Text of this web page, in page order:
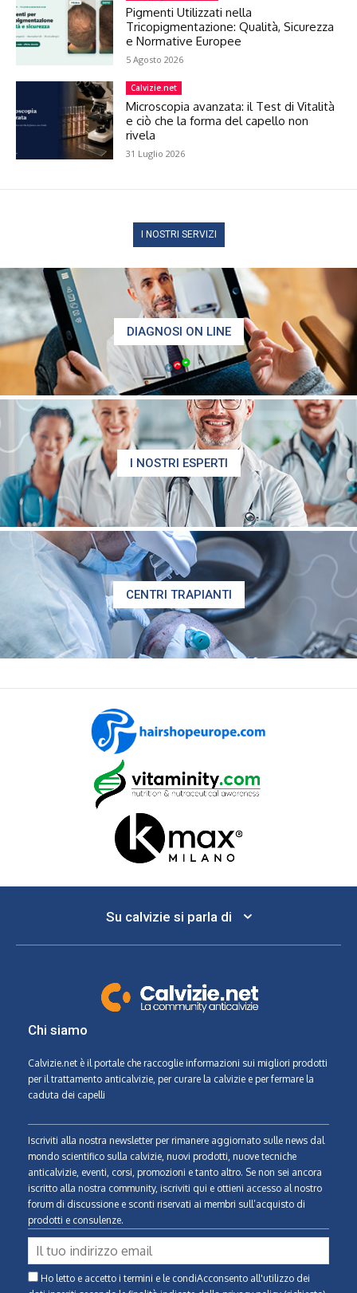
Pigmenti Utilizzati nella
Tricopigmentazione: Qualità, Sicurezza
e Normative Europee
5 Agosto 2026
Calvizie.net
Microscopia avanzata: il Test di Vitalità
e ciò che la forma del capello non
rivela
31 Luglio 2026
I NOSTRI SERVIZI
DIAGNOSI ON LINE
I NOSTRI ESPERTI
CENTRI TRAPIANTI
Su calvizie si parla di
Chi siamo
Calvizie.net è il portale che raccoglie informazioni sui migliori prodotti
per il trattamento anticalvizie, per curare la calvizie e per fermare la
caduta dei capelli
Iscriviti alla nostra newsletter per rimanere aggiornato sulle news dal
mondo scientifico sulla calvizie, nuovi prodotti, nuove tecniche
anticalvizie, eventi, corsi, promozioni e tanto altro. Se non sei ancora
iscritto alla nostra community, iscriviti qui e ottieni accesso al nostro
forum di discussione e sconti riservati ai membri sull’acquisto di
prodotti e consulenze.
Ho letto e accetto i termini e le condiAcconsento all'utilizzo dei